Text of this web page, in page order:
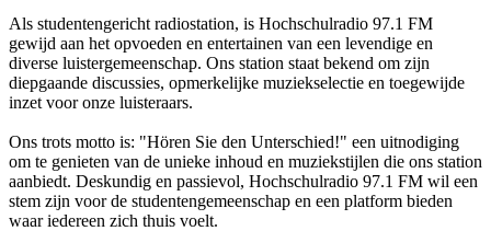
Als studentengericht radiostation, is Hochschulradio 97.1 FM
gewijd aan het opvoeden en entertainen van een levendige en
diverse luistergemeenschap. Ons station staat bekend om zijn
diepgaande discussies, opmerkelijke muziekselectie en toegewijde
inzet voor onze luisteraars.
Ons trots motto is: "Hören Sie den Unterschied!" een uitnodiging
om te genieten van de unieke inhoud en muziekstijlen die ons station
aanbiedt. Deskundig en passievol, Hochschulradio 97.1 FM wil een
stem zijn voor de studentengemeenschap en een platform bieden
waar iedereen zich thuis voelt.